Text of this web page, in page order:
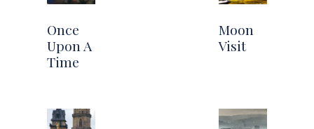
Once
Upon A
Time
Moon
Visit